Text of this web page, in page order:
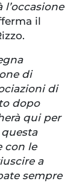
l’occasione
il
di
di
dopo
qui per
con le
a
sempre